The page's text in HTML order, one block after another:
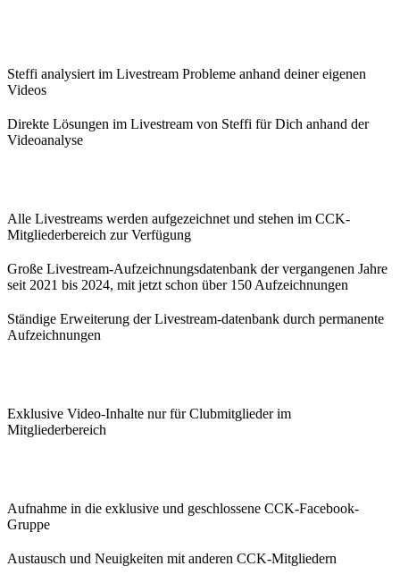
Steffi analysiert im Livestream Probleme anhand deiner eigenen
Videos
Direkte Lösungen im Livestream von Steffi für Dich anhand der
Videoanalyse
Alle Livestreams werden aufgezeichnet und stehen im CCK-
Mitgliederbereich zur Verfügung
Große Livestream-Aufzeichnungsdatenbank der vergangenen Jahre
seit 2021 bis 2024, mit jetzt schon über 150 Aufzeichnungen
Ständige Erweiterung der Livestream-datenbank durch permanente
Aufzeichnungen
Exklusive Video-Inhalte nur für Clubmitglieder im
Mitgliederbereich
Aufnahme in die exklusive und geschlossene CCK-Facebook-
Gruppe
Austausch und Neuigkeiten mit anderen CCK-Mitgliedern